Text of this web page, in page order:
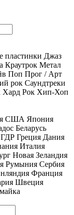
пластинки Джаз
Краутрок Метал
Поп Прог / Арт
рок Саундтреки
Хард Рок Хип-Хоп
США Япония
Беларусь
ГДР Греция Дания
Италия
Новая Зеландия
Румыния Сербия
Франция
Швеция